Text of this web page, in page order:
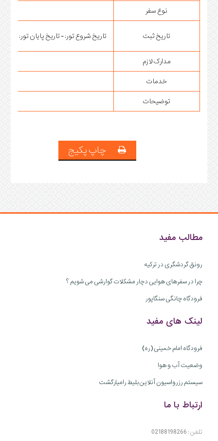
نوع سفر
تاریخ ثبت تاریخ شروع تور: - تاریخ پایان تور:
مدارک لازم
خدمات
توضیحات
چاپ پکیج
مطالب مفید
رونق گردشگری در ترکیه
چرا در سفرهای هوایی دچار مشکلات گوارشی می شویم ؟
فرودگاه چانگی سنگاپور
لینک های مفید
فرودگاه امام خمینی (ره)
وضعیت آب و هوا
سیستم رزرواسیون آنلاین بلیط رامیارگشت
ارتباط با ما
تلفن : 02188198266